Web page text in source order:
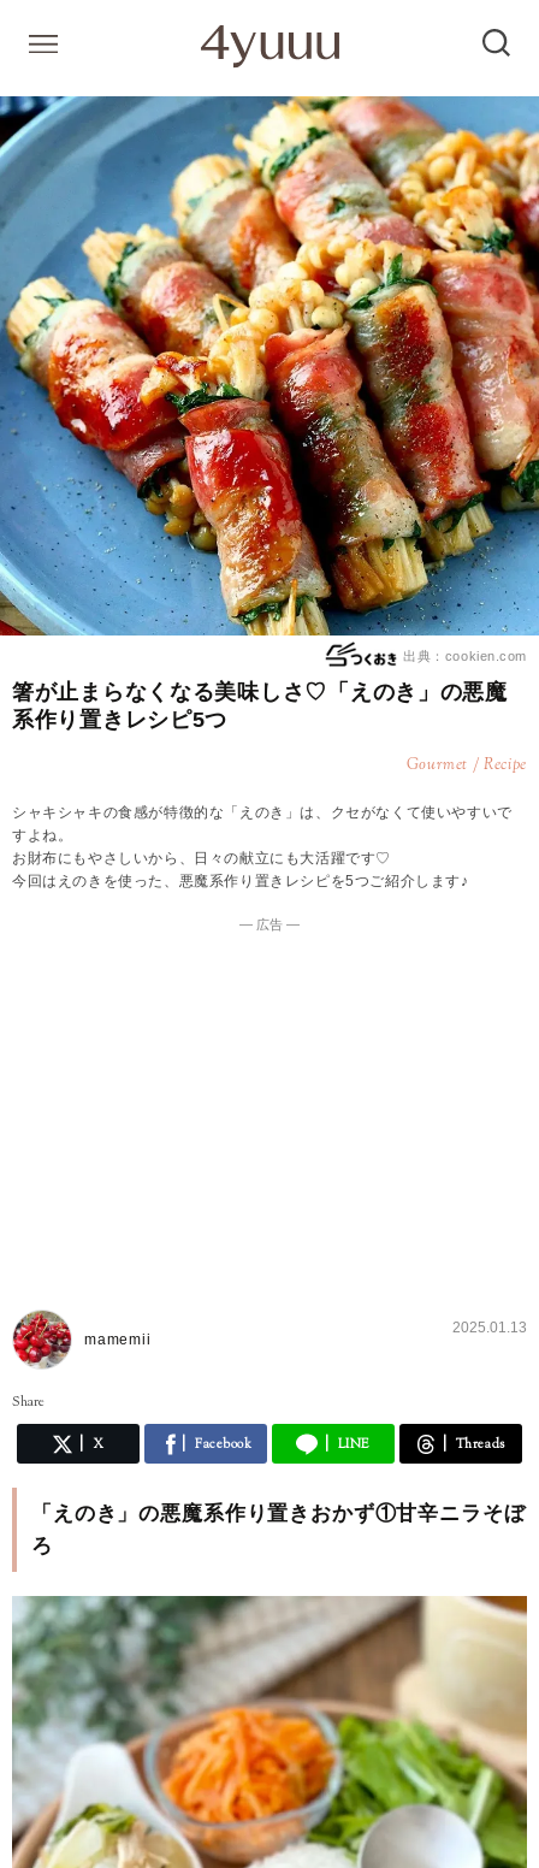
出典：cookien.com
箸が止まらなくなる美味しさ♡「えのき」の悪魔
系作り置きレシピ5つ
Gourmet / Recipe
シャキシャキの食感が特徴的な「えのき」は、クセがなくて使いやすいで
すよね。
お財布にもやさしいから、日々の献立にも大活躍です♡
今回はえのきを使った、悪魔系作り置きレシピを5つご紹介します♪
― 広告 ―
mamemii
2025.01.13
Share
X Facebook LINE Threads
「えのき」の悪魔系作り置きおかず①甘辛ニラそぼ
ろ